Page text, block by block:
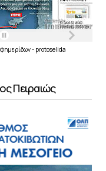
- protoselida
Πειραιώς